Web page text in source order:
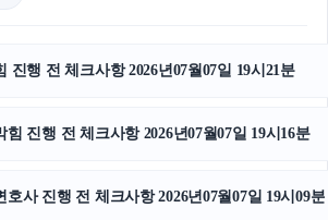
영등포하수구막힘
진행 전 체크사항 2026년07월07일 19시21분
힘 진행 전 체크사항 2026년07월07일 19시16분
사 진행 전 체크사항 2026년07월07일 19시09분